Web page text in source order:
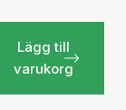
Lägg till
varukorg